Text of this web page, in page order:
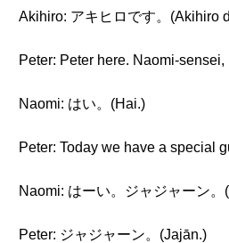
Akihiro: アキヒロです。(Akihiro
Peter: Peter here. Naomi-sensei,
Naomi: はい。(Hai.)
Peter: Today we have a special
Naomi: はーい。ジャジャーン。
Peter: ジャジャーン。(Jajān.)